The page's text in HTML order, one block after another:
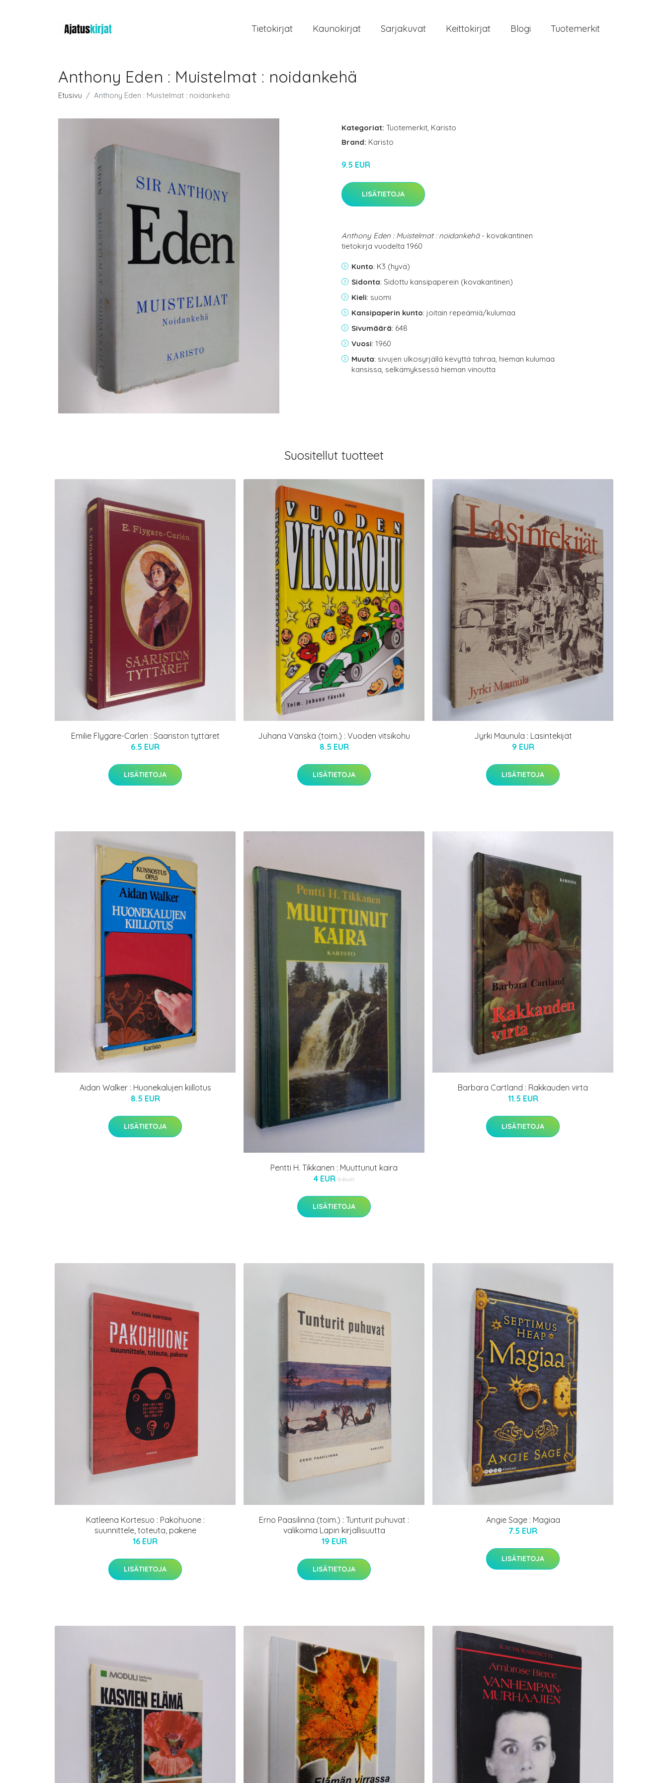
Tietokirjat Kaunokirjat Sarjakuvat Keittokirjat Blogi Tuotemerkit
Anthony Eden : Muistelmat : noidankehä
Etusivu Anthony Eden : Muistelmat : noidankehä
Kategoriat: Tuotemerkit, Karisto
Brand: Karisto
9.5 EUR
LISÄTIETOJA
Anthony Eden : Muistelmat : noidankehä- kovakantinen
tietokirja vuodelta 1960
Kunto: K3 (hyvä)
Sidonta: Sidottu kansipaperein (kovakantinen)
Kieli: suomi
Kansipaperin kunto: joitain repeämiä/kulumaa
Sivumäärä: 648
Vuosi: 1960
Muuta: sivujen ulkosyrjällä kevyttä tahraa, hieman kulumaa
kansissa, selkämyksessä hieman vinoutta
Suositellut tuotteet
Emilie Flygare-Carlen : Saariston tyttäret
6.5 EUR
LISÄTIETOJA
Juhana Vänskä (toim.) : Vuoden vitsikohu
8.5 EUR
LISÄTIETOJA
Jyrki Maunula : Lasintekijät
9 EUR
LISÄTIETOJA
Aidan Walker : Huonekalujen kiillotus
8.5 EUR
LISÄTIETOJA
Pentti H. Tikkanen : Muuttunut kaira
4 EUR 5 EUR
LISÄTIETOJA
Barbara Cartland : Rakkauden virta
11.5 EUR
LISÄTIETOJA
Katleena Kortesuo : Pakohuone :
suunnittele, toteuta, pakene
16 EUR
LISÄTIETOJA
Erno Paasilinna (toim.) : Tunturit puhuvat :
valikoima Lapin kirjallisuutta
19 EUR
LISÄTIETOJA
Angie Sage : Magiaa
7.5 EUR
LISÄTIETOJA